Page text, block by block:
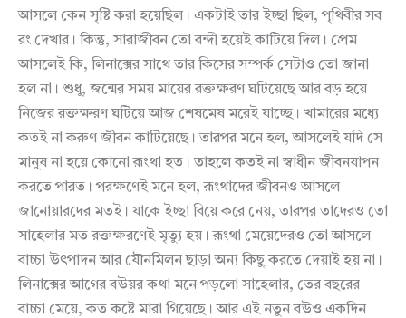
আসলে কেন সৃষ্টি করা হয়েছিল। একটাই তার ইচ্ছা ছিল, পৃথিবীর সব
রং দেখার। কিন্তু, সারাজীবন তো বন্দী হয়েই কাটিয়ে দিল। প্রেম
আসলেই কি, লিনাক্সের সাথে তার কিসের সম্পর্ক সেটাও তো জানা
হল না। শুধু, জন্মের সময় মায়ের রক্তক্ষরণ ঘটিয়েছে আর বড় হয়ে
নিজের রক্তক্ষরণ ঘটিয়ে আজ শেষমেষ মরেই যাচ্ছে। খামারের মধ্যে
কতই না করুণ জীবন কাটিয়েছে। তারপর মনে হল, আসলেই যদি সে
মানুষ না হয়ে কোনো রূংথা হত। তাহলে কতই না স্বাধীন জীবনযাপন
করতে পারত। পরক্ষণেই মনে হল, রূংথাদের জীবনও আসলে
জানোয়ারদের মতই। যাকে ইচ্ছা বিয়ে করে নেয়, তারপর তাদেরও তো
সাহেলার মত রক্তক্ষরণেই মৃত্যু হয়। রূংথা মেয়েদেরও তো আসলে
বাচ্চা উৎপাদন আর যৌনমিলন ছাড়া অন্য কিছু করতে দেয়াই হয় না।
লিনাক্সের আগের বউয়র কথা মনে পড়লো সাহেলার, তের বছরের
বাচ্চা মেয়ে, কত কষ্টে মারা গিয়েছে। আর এই নতুন বউও একদিন